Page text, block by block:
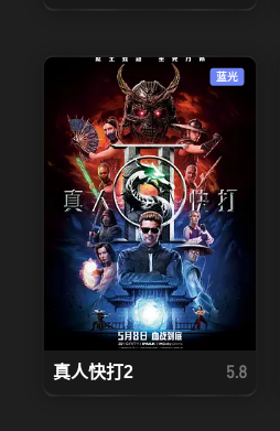
蓝光
真人快打2 5.8